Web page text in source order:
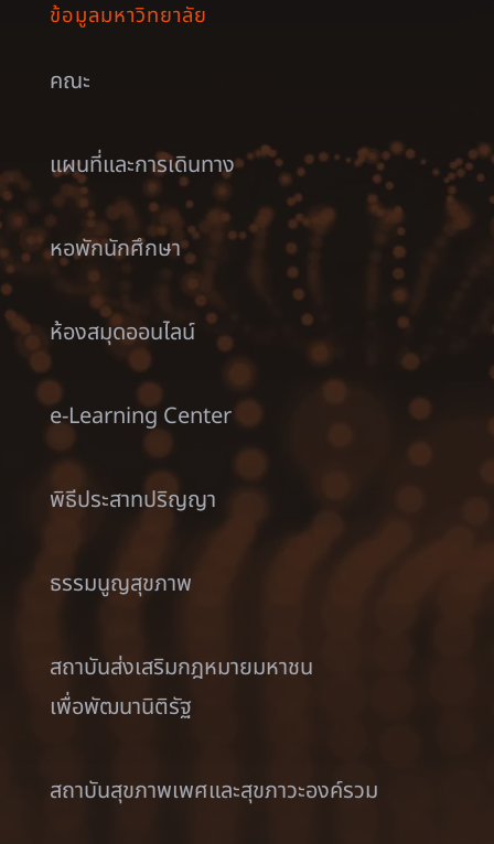
ข้อมูลมหาวิทยาลัย
คณะ
แผนที่และการเดินทาง
หอพักนักศึกษา
ห้องสมุดออนไลน์
e-Learning Center
พิธีประสาทปริญญา
ธรรมนูญสุขภาพ
สถาบันส่งเสริมกฎหมายมหาชน
เพื่อพัฒนานิติรัฐ
สถาบันสุขภาพเพศและสุขภาวะองค์รวม